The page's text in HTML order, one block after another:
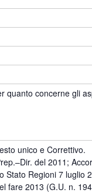
quanto concerne gli
unico e Correttivo.
del 2011;
Stato Regioni 7 luglio
fare 2013 (G.U. n.